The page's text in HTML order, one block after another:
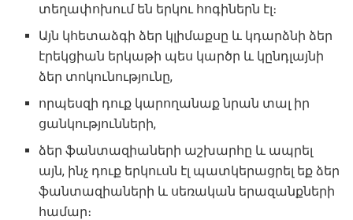
տեղափոխում են երկու հոգիներն էլ։
Այն կհետաձգի ձեր կլիմաքսը և կդարձնի ձեր
էրեկցիան երկաթի պես կարծր և կընդլայնի
ձեր տոկունությունը,
որպեսզի դուք կարողանաք նրան տալ իր
ցանկությունների,
ձեր ֆանտազիաների աշխարհը և ապրել
այն, ինչ դուք երկուսն էլ պատկերացրել եք ձեր
ֆանտազիաների և սեռական երազանքների
համար։